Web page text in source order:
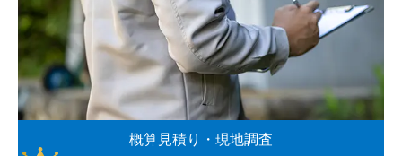
概算見積り・現地調査